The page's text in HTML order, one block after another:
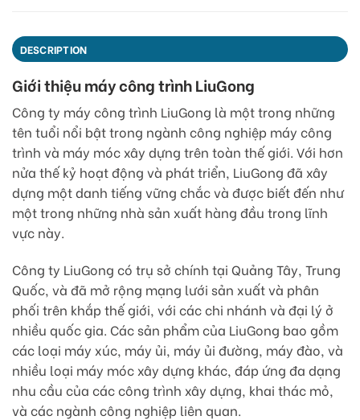
DESCRIPTION
Giới thiệu máy công trình LiuGong
Công ty máy công trình LiuGong là một trong những
tên tuổi nổi bật trong ngành công nghiệp máy công
trình và máy móc xây dựng trên toàn thế giới. Với hơn
nửa thế kỷ hoạt động và phát triển, LiuGong đã xây
dựng một danh tiếng vững chắc và được biết đến như
một trong những nhà sản xuất hàng đầu trong lĩnh
vực này.
Công ty LiuGong có trụ sở chính tại Quảng Tây, Trung
Quốc, và đã mở rộng mạng lưới sản xuất và phân
phối trên khắp thế giới, với các chi nhánh và đại lý ở
nhiều quốc gia. Các sản phẩm của LiuGong bao gồm
các loại máy xúc, máy ủi, máy ủi đường, máy đào, và
nhiều loại máy móc xây dựng khác, đáp ứng đa dạng
nhu cầu của các công trình xây dựng, khai thác mỏ,
và các ngành công nghiệp liên quan.